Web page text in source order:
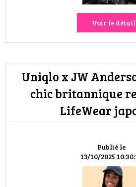
AUTO
LIEUX
MODE DE
JEUNES
DÉCO
VOYAGES &
Voir le détail
Publié le
13/10/2025
Uniqlo x JW
chic britannique
LifeWear